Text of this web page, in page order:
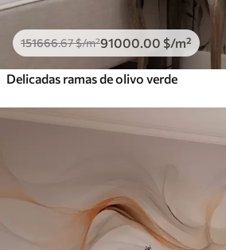
151666.67$/m²91000.00 $/m²
Delicadas ramas de olivo verde